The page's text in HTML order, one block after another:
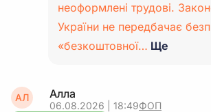
неоформлені трудові.
України не передбачає
«безкоштовної… Ще
АЛ Алла
06.08.2026 | 18:49ФОП